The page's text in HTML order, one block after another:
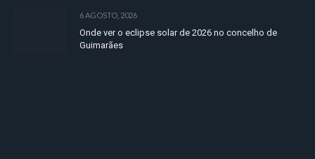
6 AGOSTO, 2026
Onde ver o eclipse solar de 2026 no concelho de
Guimarães